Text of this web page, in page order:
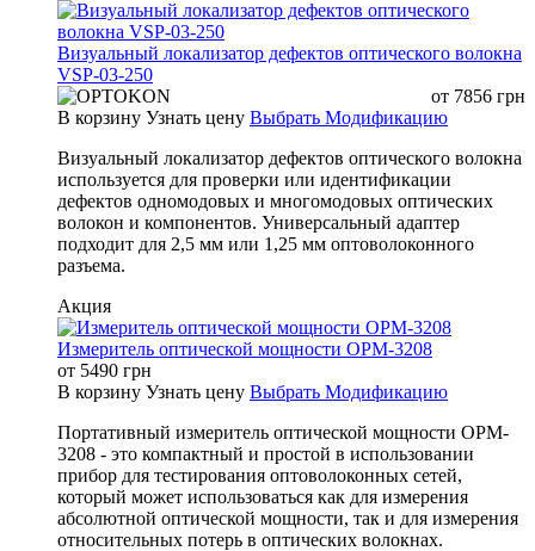
Визуальный локализатор дефектов оптического волокна
VSP-03-250
от 7856 грн
В корзину Узнать цену Выбрать Модификацию
Визуальный локализатор дефектов оптического волокна
используется для проверки или идентификации
дефектов одномодовых и многомодовых оптических
волокон и компонентов. Универсальный адаптер
подходит для 2,5 мм или 1,25 мм оптоволоконного
разъема.
Акция
Измеритель оптической мощности OPM-3208
от 5490 грн
В корзину Узнать цену Выбрать Модификацию
Портативный измеритель оптической мощности OPM-
3208 - это компактный и простой в использовании
прибор для тестирования оптоволоконных сетей,
который может использоваться как для измерения
абсолютной оптической мощности, так и для измерения
относительных потерь в оптических волокнах.